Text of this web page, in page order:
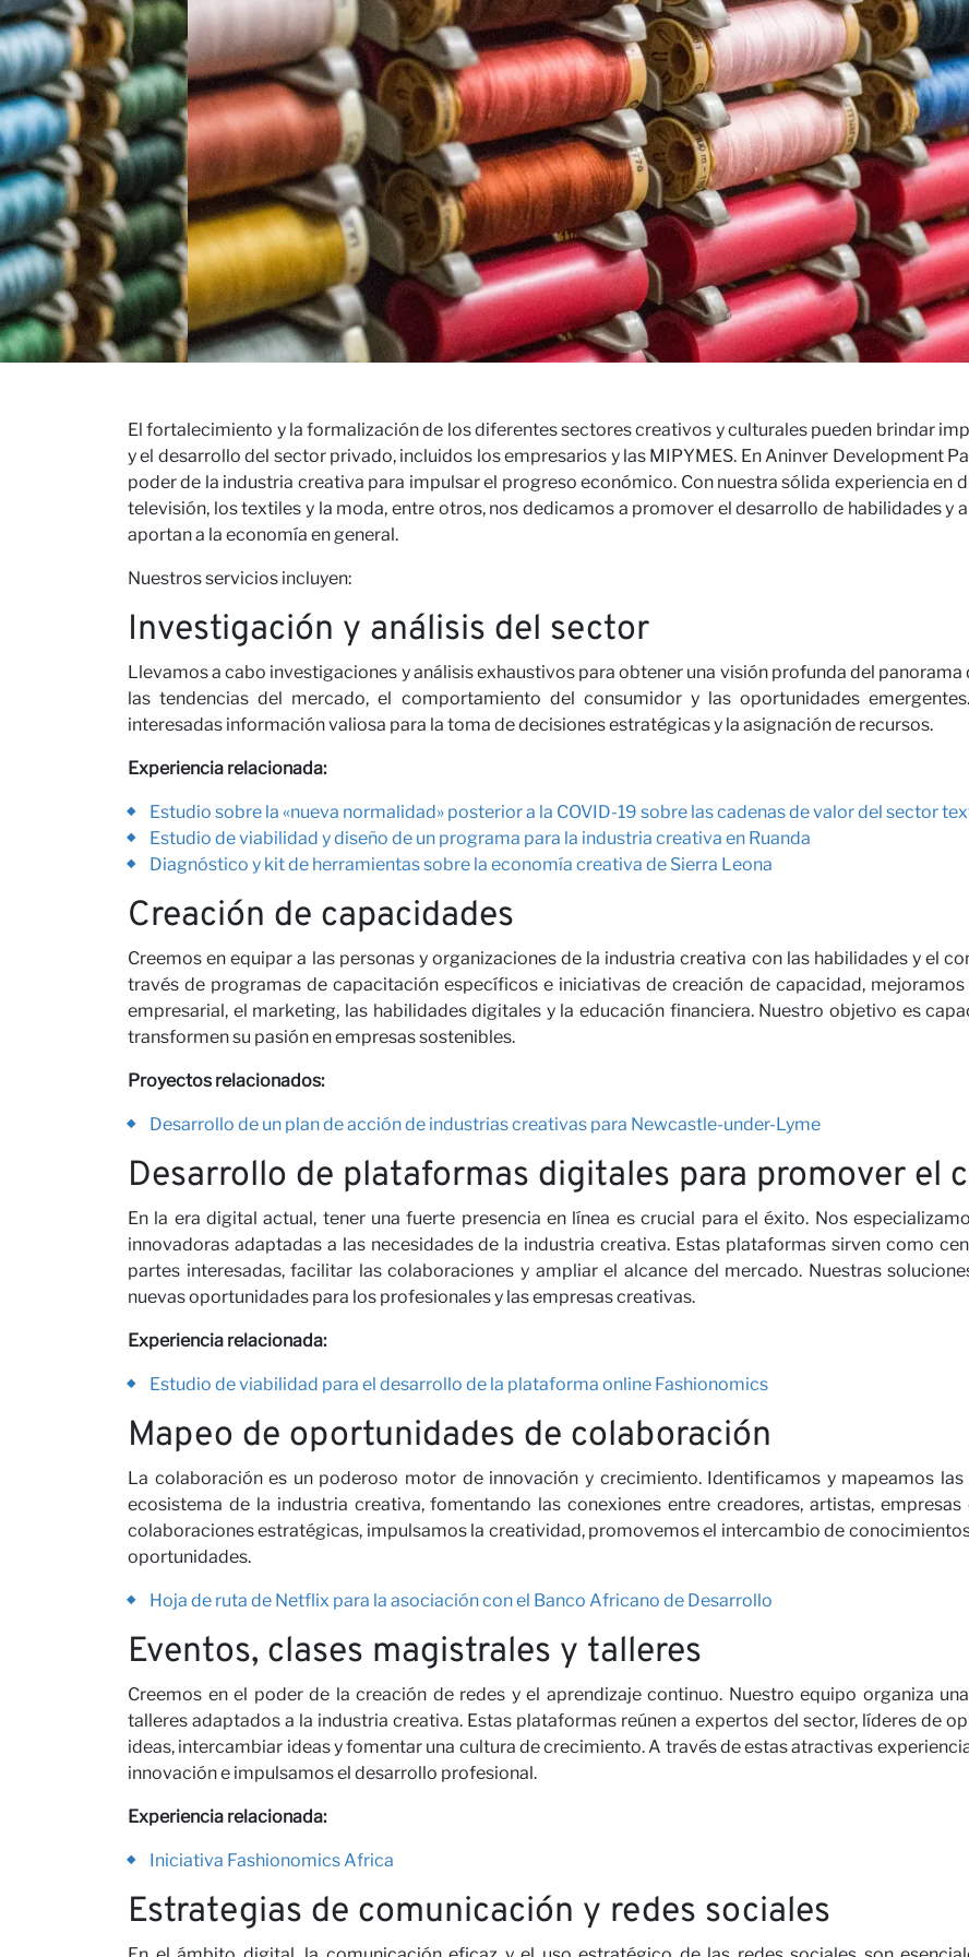
Nuestras
Carreras
Colabora con
nosotros
Noticias
El fortalecimiento y la formalización de los diferentes sectores creativos y culturales pueden brindar
y el desarrollo del sector privado, incluidos los empresarios y las MIPYMES. En Aninver Development
poder de la industria creativa para impulsar el progreso económico. Con nuestra sólida experiencia en
televisión, los textiles y la moda, entre otros, nos dedicamos a promover el desarrollo de habilidades y
aportan a la economía en general.
Nuestros servicios incluyen:
Investigación y análisis del sector
Llevamos a cabo investigaciones y análisis exhaustivos para obtener una visión profunda del
las tendencias del mercado, el comportamiento del consumidor y las oportunidades
interesadas información valiosa para la toma de decisiones estratégicas y la asignación de recursos.
Experiencia relacionada:
Estudio sobre la «nueva normalidad» posterior a la COVID-19 sobre las cadenas de valor del sector
Estudio de viabilidad y diseño de un programa para la industria creativa en Ruanda
Diagnóstico y kit de herramientas sobre la economía creativa de Sierra Leona
Creación de capacidades
Creemos en equipar a las personas y organizaciones de la industria creativa con las habilidades y el
través de programas de capacitación específicos e iniciativas de creación de capacidad,
empresarial, el marketing, las habilidades digitales y la educación financiera. Nuestro objetivo es
transformen su pasión en empresas sostenibles.
Proyectos relacionados:
Desarrollo de un plan de acción de industrias creativas para Newcastle-under-Lyme
Desarrollo de plataformas digitales para promover el
En la era digital actual, tener una fuerte presencia en línea es crucial para el éxito. Nos
innovadoras adaptadas a las necesidades de la industria creativa. Estas plataformas sirven como
partes interesadas, facilitar las colaboraciones y ampliar el alcance del mercado. Nuestras
nuevas oportunidades para los profesionales y las empresas creativas.
Experiencia relacionada:
Estudio de viabilidad para el desarrollo de la plataforma online Fashionomics
Mapeo de oportunidades de colaboración
La colaboración es un poderoso motor de innovación y crecimiento. Identificamos y mapeamos
ecosistema de la industria creativa, fomentando las conexiones entre creadores, artistas,
colaboraciones estratégicas, impulsamos la creatividad, promovemos el intercambio de
oportunidades.
Hoja de ruta de Netflix para la asociación con el Banco Africano de Desarrollo
Eventos, clases magistrales y talleres
Creemos en el poder de la creación de redes y el aprendizaje continuo. Nuestro equipo organiza
talleres adaptados a la industria creativa. Estas plataformas reúnen a expertos del sector, líderes de
ideas, intercambiar ideas y fomentar una cultura de crecimiento. A través de estas atractivas
innovación e impulsamos el desarrollo profesional.
Experiencia relacionada:
Iniciativa Fashionomics Africa
Estrategias de comunicación y redes sociales